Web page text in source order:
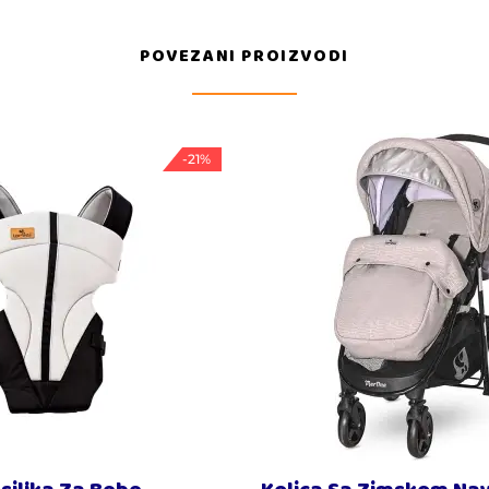
POVEZANI PROIZVODI
-21%